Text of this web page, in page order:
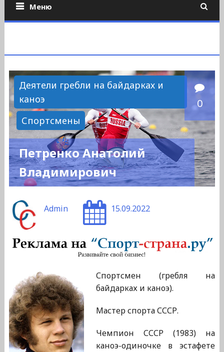
Меню
Деятели гребли на байдарках и
каноэ
Спортсмены
0
Петренко Анатолий
Владимирович
Admin 15.09.2022
Спортсмен (гребля на
байдарках и каноэ).
Мастер спорта СССР.
Чемпион СССР (1983) на
каноэ-одиночке в эстафете